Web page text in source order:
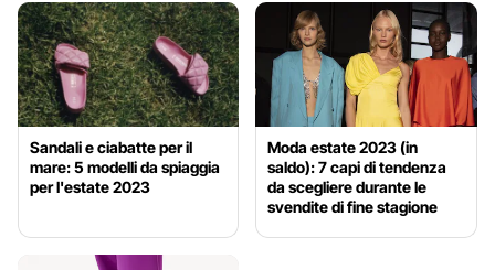
Sandali e ciabatte per il
mare: 5 modelli da spiaggia
per l'estate 2023
Moda estate 2023 (in
saldo): 7 capi di tendenza
da scegliere durante le
svendite di fine stagione